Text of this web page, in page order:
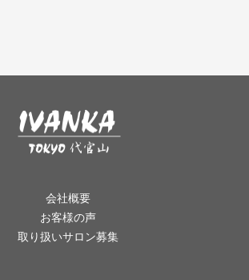
会社概要
お客様の声
取り扱いサロン募集